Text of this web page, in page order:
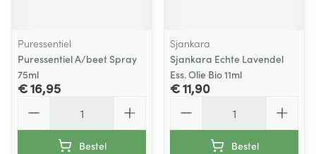
Puressentiel
Puressentiel A/beet Spray
75ml
€ 16,95
Bestel
Sjankara
Sjankara Echte Lavendel
Ess. Olie Bio 11ml
€ 11,90
Bestel